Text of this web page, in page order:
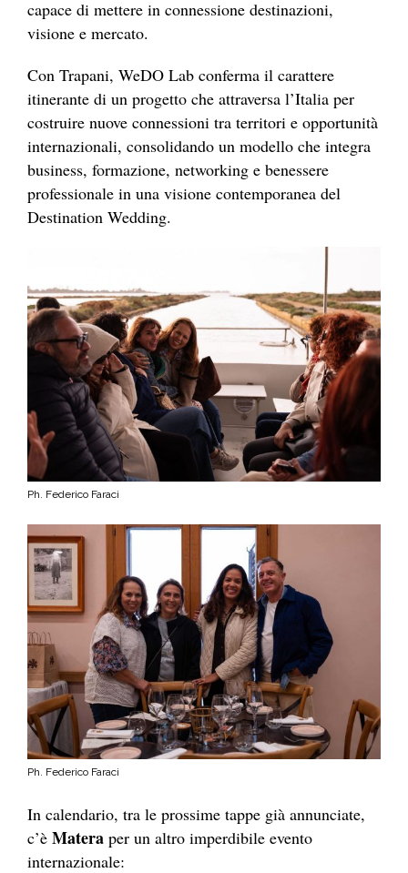
capace di mettere in connessione destinazioni,
visione e mercato.
Con Trapani, WeDO Lab conferma il carattere
itinerante di un progetto che attraversa l’Italia per
costruire nuove connessioni tra territori e opportunità
internazionali, consolidando un modello che integra
business, formazione, networking e benessere
professionale in una visione contemporanea del
Destination Wedding.
Ph. Federico Faraci
Ph. Federico Faraci
In calendario, tra le prossime tappe già annunciate,
c’è Matera per un altro imperdibile evento
internazionale: